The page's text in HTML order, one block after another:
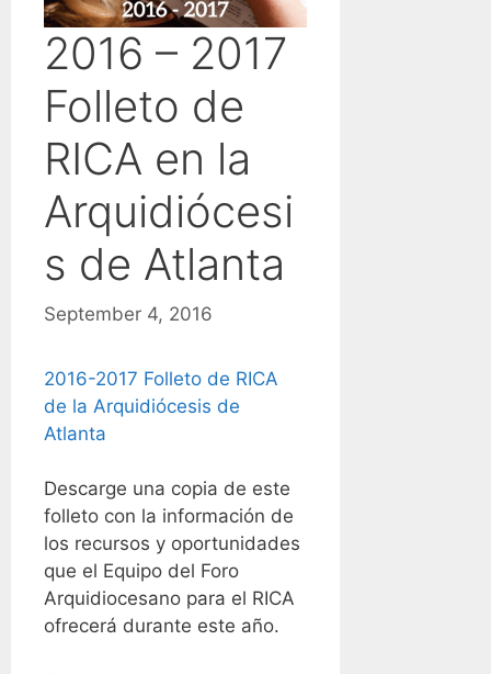
2016 – 2017
Folleto de
RICA en la
Arquidiócesi
s de Atlanta
September 4, 2016
2016-2017 Folleto de RICA
de la Arquidiócesis de
Atlanta
Descarge una copia de este
folleto con la información de
los recursos y oportunidades
que el Equipo del Foro
Arquidiocesano para el RICA
ofrecerá durante este año.